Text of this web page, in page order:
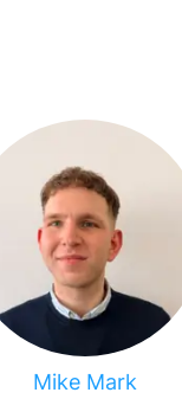
Mike Mark